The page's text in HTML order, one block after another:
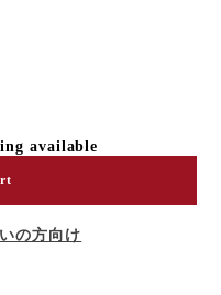
available
の方向け